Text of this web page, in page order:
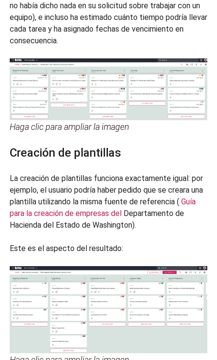
no había dicho nada en su solicitud sobre trabajar con un
equipo), e incluso ha estimado cuánto tiempo podría llevar
cada tarea y ha asignado fechas de vencimiento en
consecuencia.
Haga clic para ampliar la imagen
Creación de plantillas
La creación de plantillas funciona exactamente igual: por
ejemplo, el usuario podría haber pedido que se creara una
plantilla utilizando la misma fuente de referencia ( Guía
para la creación de empresas del Departamento de
Hacienda del Estado de Washington).
Este es el aspecto del resultado: